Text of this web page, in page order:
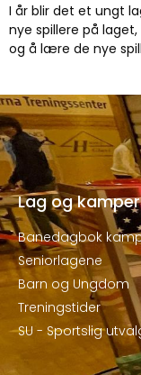
I år blir det et ungt
nye spillere på
og å lære de nye
Lag og kamper
Banedagbok
Seniorlagene
Barn og Ungdom
Treningstider
SU - Sportslig